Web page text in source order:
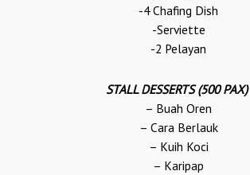
-4 Chafing Dish
-Serviette
-2 Pelayan
STALL DESSERTS (500 PAX)
– Buah Oren
– Cara Berlauk
– Kuih Koci
– Karipap